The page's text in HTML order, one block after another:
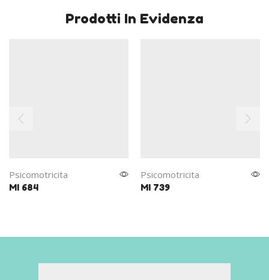
Prodotti In Evidenza
Psicomotricita
MI 684
Psicomotricita
MI 739